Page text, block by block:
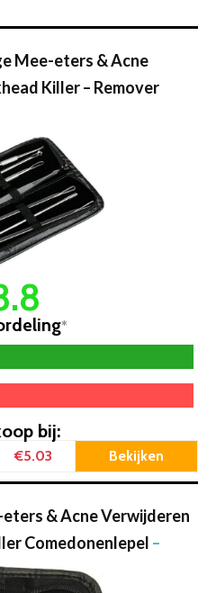
Mee-eters & Acne
Killer – Remover
*
bij:
€5.03 Bekijken
eters & Acne Verwijderen
Comedonenlepel –